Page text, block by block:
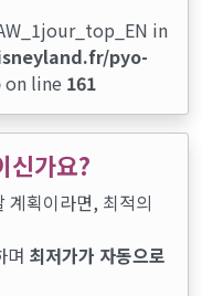
in
pyo-
on line 161
신가요?
계획이라면, 최적의
며 최저가가 자동으로